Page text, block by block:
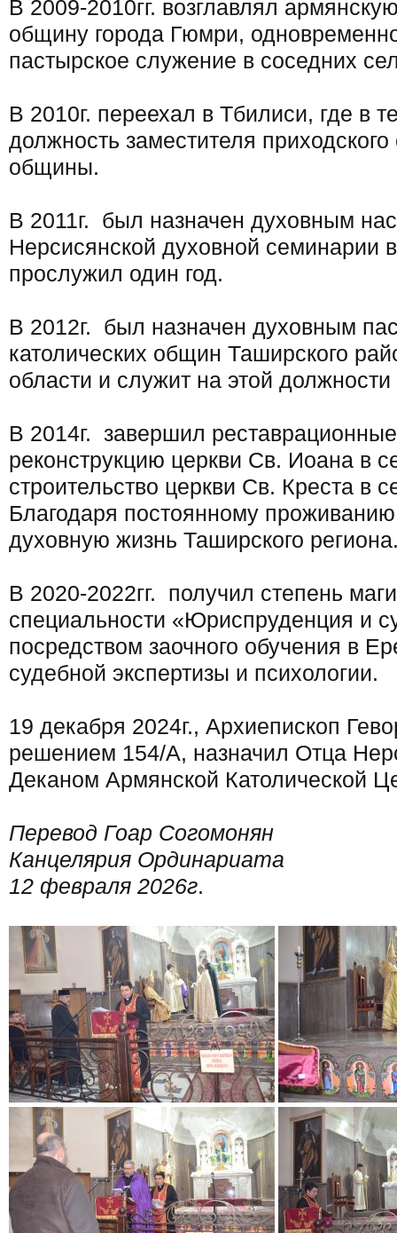
В 2009-2010гг. возглавлял
общину города Гюмри,
пастырское служение в соседних
В 2010г. переехал в Тбилиси, где в
должность заместителя
общины.
В 2011г. был назначен духовным
Нерсисянской духовной семинарии
прослужил один год.
В 2012г. был назначен духовным
католических общин Таширского
области и служит на этой
В 2014г. завершил
реконструкцию церкви Св. Иоана в
строительство церкви Св. Креста в
Благодаря постоянному
духовную жизнь Таширского
В 2020-2022гг. получил степень
специальности «Юриспруденция и
посредством заочного обучения в
судебной экспертизы и психологии.
19 декабря 2024г., Архиепископ
решением 154/А, назначил Отца
Деканом Армянской Католической
Перевод Гоар Согомонян
Канцелярия Ординариата
12 февраля 2026г.